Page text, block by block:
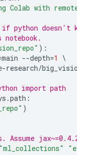
Colab with remote
python doesn't
notebook.
):
main --depth=1
\
-research/big_vision
import path
.path :
)
Assume
"ml_collections"